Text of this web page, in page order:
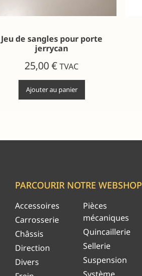
Jeu de sangles pour porte
jerrycan
25,00€ TVAC
Ajouter au panier
PARCOURIR NOTRE WEBSHOP
Accessoires
Carrosserie
Châssis
Direction
Divers
Pièces
mécaniques
Quincaillerie
Sellerie
Suspension